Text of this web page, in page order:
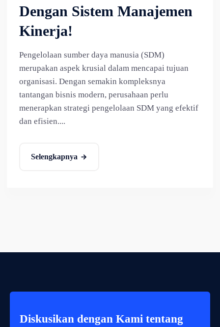
Dengan Sistem Manajemen
Kinerja!
Pengelolaan sumber daya manusia (SDM)
merupakan aspek krusial dalam mencapai tujuan
organisasi. Dengan semakin kompleksnya
tantangan bisnis modern, perusahaan perlu
menerapkan strategi pengelolaan SDM yang efektif
dan efisien....
Selengkapnya
Diskusikan dengan Kami tentang